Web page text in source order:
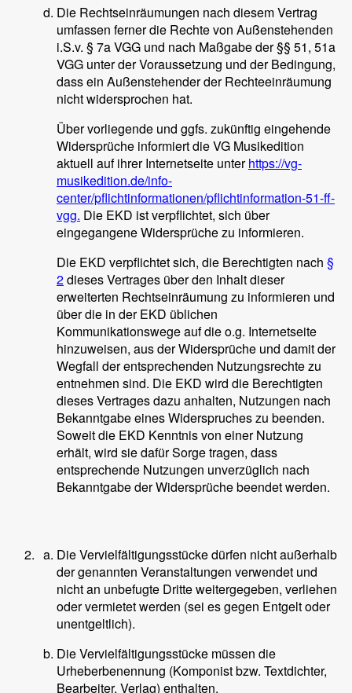
Die Rechtseinräumungen nach diesem Vertrag
umfassen ferner die Rechte von Außenstehenden
i.S.v. § 7a VGG und nach Maßgabe der §§ 51, 51a
VGG unter der Voraussetzung und der Bedingung,
dass ein Außenstehender der Rechteeinräumung
nicht widersprochen hat.
Über vorliegende und ggfs. zukünftig eingehende
Widersprüche informiert die VG Musikedition
aktuell auf ihrer Internetseite unterhttps://vg-
musikedition.de/info-
center/pflichtinformationen/pflichtinformation-51-ff-
vgg. Die EKD ist verpflichtet, sich über
eingegangene Widersprüche zu informieren.
Die EKD verpflichtet sich, die Berechtigten nach §
2dieses Vertrages über den Inhalt dieser
erweiterten Rechtseinräumung zu informieren und
über die in der EKD üblichen
Kommunikationswege auf die o.g. Internetseite
hinzuweisen, aus der Widersprüche und damit der
Wegfall der entsprechenden Nutzungsrechte zu
entnehmen sind. Die EKD wird die Berechtigten
dieses Vertrages dazu anhalten, Nutzungen nach
Bekanntgabe eines Widerspruches zu beenden.
Soweit die EKD Kenntnis von einer Nutzung
erhält, wird sie dafür Sorge tragen, dass
entsprechende Nutzungen unverzüglich nach
Bekanntgabe der Widersprüche beendet werden.
Die Vervielfältigungsstücke dürfen nicht außerhalb
der genannten Veranstaltungen verwendet und
nicht an unbefugte Dritte weitergegeben, verliehen
oder vermietet werden (sei es gegen Entgelt oder
unentgeltlich).
Die Vervielfältigungsstücke müssen die
Urheberbenennung (Komponist bzw. Textdichter,
Bearbeiter, Verlag) enthalten.